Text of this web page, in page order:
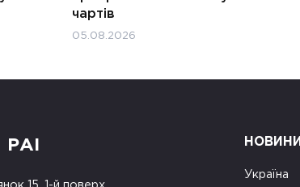
чартів
05.08.2026
НОВИНИ
Україна